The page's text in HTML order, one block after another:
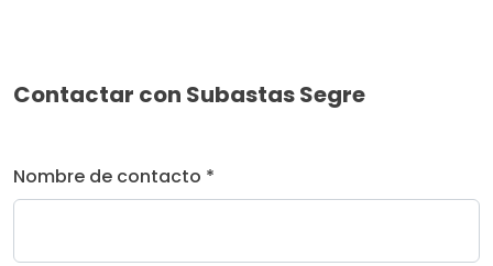
Contactar con Subastas Segre
Nombre de contacto *